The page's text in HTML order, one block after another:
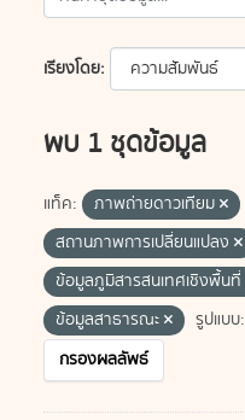
เรียงโดย
พบ 1 ชุดข้อมูล
แท็ค: ภาพถ่ายดาวเทียม
สถานภาพการเปลี่ยนแปลง
ข้อมูลภูมิสารสนเทศเชิงพื้นที่
ข้อมูลสาธารณะ
รูปแบบ:
กรองผลลัพธ์